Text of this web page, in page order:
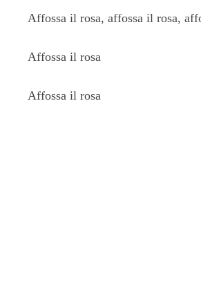
Affossa il rosa, affossa il rosa,
Affossa il rosa
Affossa il rosa